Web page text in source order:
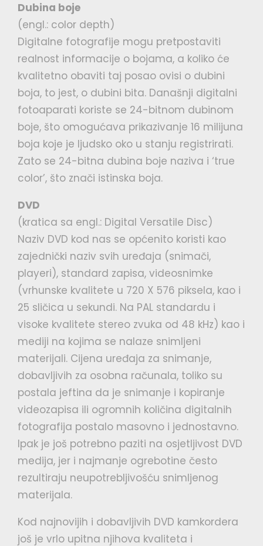
Dubina boje
(engl.: color depth)
Digitalne fotografije mogu pretpostaviti
realnost informacije o bojama, a koliko će
kvalitetno obaviti taj posao ovisi o dubini
boja, to jest, o dubini bita. Današnji digitalni
fotoaparati koriste se 24-bitnom dubinom
boje, što omogućava prikazivanje 16 milijuna
boja koje je ljudsko oko u stanju registrirati.
Zato se 24-bitna dubina boje naziva i ‘true
color’, što znači istinska boja.
DVD
(kratica sa engl.: Digital Versatile Disc)
Naziv DVD kod nas se općenito koristi kao
zajednički naziv svih uređaja (snimači,
playeri), standard zapisa, videosnimke
(vrhunske kvalitete u 720 X 576 piksela, kao i
25 sličica u sekundi. Na PAL standardu i
visoke kvalitete stereo zvuka od 48 kHz) kao i
mediji na kojima se nalaze snimljeni
materijali. Cijena uređaja za snimanje,
dobavljivih za osobna računala, toliko su
postala jeftina da je snimanje i kopiranje
videozapisa ili ogromnih količina digitalnih
fotografija postalo masovno i jednostavno.
Ipak je još potrebno paziti na osjetljivost DVD
medija, jer i najmanje ogrebotine često
rezultiraju neupotrebljivošću snimljenog
materijala.
Kod najnovijih i dobavljivih DVD kamkordera
još je vrlo upitna njihova kvaliteta i